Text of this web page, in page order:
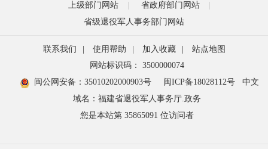
上级部门网站
省政府部门网站
省级退役军人事务部门网站
联系我们 使用帮助 加入收藏
站点地图
网站标识码： 3500000074
闽公网安备：35010202000903号
闽ICP备18028112号
中文
域名：福建省退役军人事务厅.政务
您是本站第 35865091 位访问者